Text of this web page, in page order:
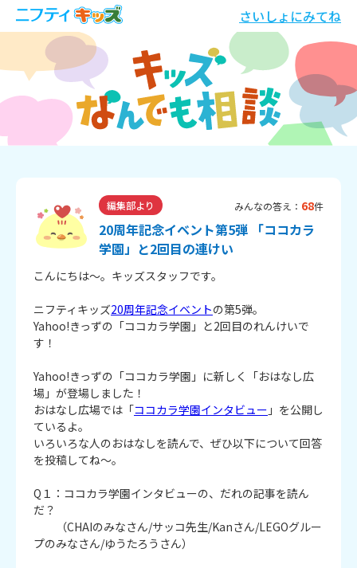
さいしょにみてね
編集部より みんなの答え： 68件
20周年記念イベント第5弾 「ココカラ
学園」と2回目の連けい
こんにちは～。キッズスタッフです。
ニフティキッズ20周年記念イベントの第5弾。
Yahoo!きっずの「ココカラ学園」と2回目のれんけいで
す！
Yahoo!きっずの「ココカラ学園」に新しく「おはなし広
場」が登場しました！
おはなし広場では「ココカラ学園インタビュー 」を公開し
ているよ。
いろいろな人のおはなしを読んで、ぜひ以下について回答
を投稿してね～。
Q１：ココカラ学園インタビューの、だれの記事を読ん
だ？
（CHAIのみなさん/サッコ先生/Kanさん/LEGOグルー
プのみなさん/ゆうたろうさん）